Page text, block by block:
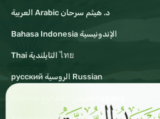
د. هيثم سرحان Arabic العربية
Bahasa Indonesia الإندونيسية
Thai التايلندية ไทย
русский الروسية Russian